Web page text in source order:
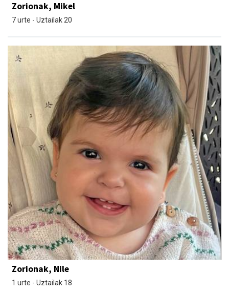
Zorionak, Mikel
7 urte - Uztailak 20
Zorionak, Nile
1 urte - Uztailak 18